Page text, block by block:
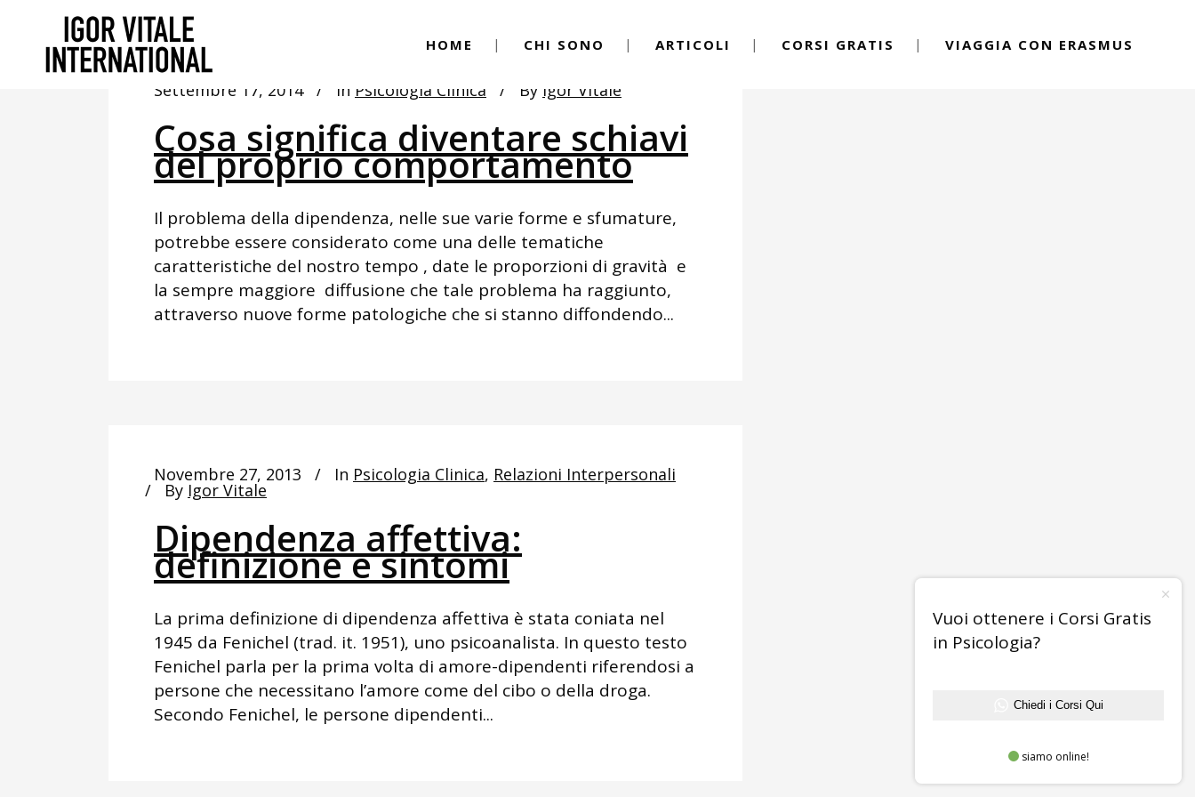
HOME CHI SONO ARTICOLI CORSI GRATIS VIAGGIA CON ERASMUS
Settembre 17, 2014 In Psicologia Clinica By Igor Vitale
Cosa significa diventare schiavi
del proprio comportamento
Il problema della dipendenza, nelle sue varie forme e sfumature,
potrebbe essere considerato come una delle tematiche
caratteristiche del nostro tempo , date le proporzioni di gravità e
la sempre maggiore diffusione che tale problema ha raggiunto,
attraverso nuove forme patologiche che si stanno diffondendo...
Novembre 27, 2013 In Psicologia Clinica, Relazioni Interpersonali
By Igor Vitale
Dipendenza affettiva:
definizione e sintomi
La prima definizione di dipendenza affettiva è stata coniata nel
1945 da Fenichel (trad. it. 1951), uno psicoanalista. In questo testo
Fenichel parla per la prima volta di amore-dipendenti riferendosi a
persone che necessitano l’amore come del cibo o della droga.
Secondo Fenichel, le persone dipendenti...
Vuoi ottenere i Corsi Gratis
in Psicologia?
Chiedi i Corsi Qui
siamo online!